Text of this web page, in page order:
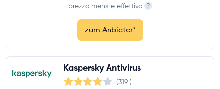
prezzo mensile effettivo ?
zum Anbieter*
Kaspersky Antivirus
(319 )